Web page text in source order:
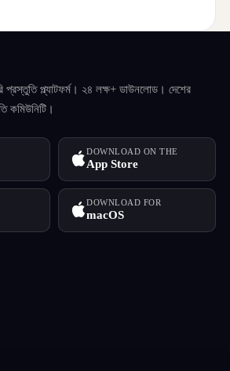
প্রস্তুতি প্ল্যাটফর্ম। ২৪ লক্ষ+ ডাউনলোড। দেশের
কমিউনিটি।
DOWNLOAD ON THE
App Store
DOWNLOAD FOR
macOS